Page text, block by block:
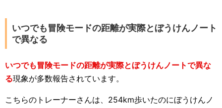
いつでも冒険モードの距離が実際とぼうけんノート
で異なる
いつでも冒険モードの距離が実際とぼうけんノートで異な
る現象が多数報告されています。
こちらのトレーナーさんは、254km歩いたのにぼうけんノ